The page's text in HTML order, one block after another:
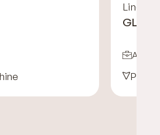
Line-
Paris